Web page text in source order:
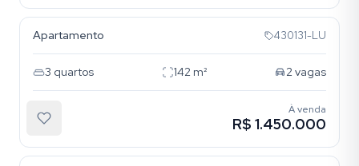
Apartamento 430131-LU
3 quartos 142m² 2vagas
À venda
R$ 1.450.000